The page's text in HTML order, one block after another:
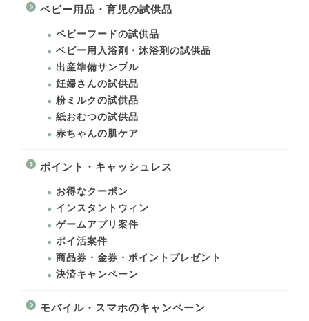
ベビー用品・育児の試供品
ベビーフードの試供品
ベビー用入浴剤・沐浴剤の試供品
出産準備サンプル
妊婦さんの試供品
粉ミルクの試供品
紙おむつの試供品
赤ちゃんの肌ケア
ポイント・キャッシュレス
お得なクーポン
インスタントウィン
ゲームアプリ案件
ポイ活案件
商品券・金券・ポイントプレゼント
決済キャンペーン
モバイル・スマホのキャンペーン